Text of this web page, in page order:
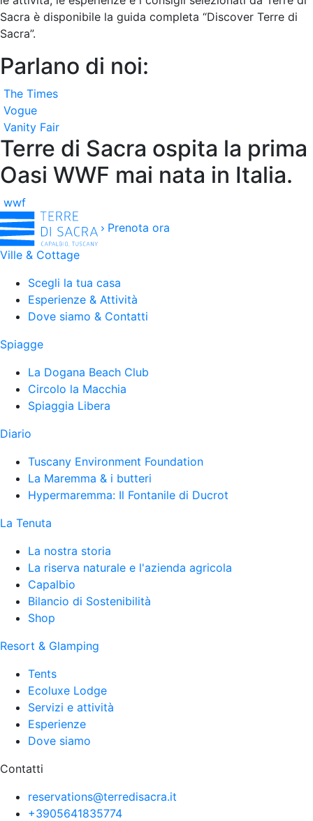
Sacra è disponibile la guida completa “Discover Terre di
Sacra”.
Parlano di noi:
The Times
Vogue
Vanity Fair
Terre di Sacra ospita la prima
Oasi WWF mai nata in Italia.
wwf
Prenota ora
Ville & Cottage
Scegli la tua casa
Esperienze & Attività
Dove siamo & Contatti
Spiagge
La Dogana Beach Club
Circolo la Macchia
Spiaggia Libera
Diario
Tuscany Environment Foundation
La Maremma & i butteri
Hypermaremma: Il Fontanile di Ducrot
La Tenuta
La nostra storia
La riserva naturale e l'azienda agricola
Capalbio
Bilancio di Sostenibilità
Shop
Resort & Glamping
Tents
Ecoluxe Lodge
Servizi e attività
Esperienze
Dove siamo
Contatti
reservations@terredisacra.it
+3905641835774